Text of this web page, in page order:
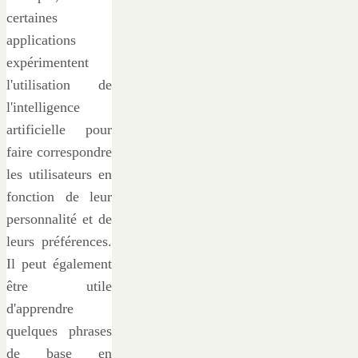
certaines
applications
expérimentent
l'utilisation de
l'intelligence
artificielle pour
faire correspondre
les utilisateurs en
fonction de leur
personnalité et de
leurs préférences.
Il peut également
être utile
d'apprendre
quelques phrases
de base en